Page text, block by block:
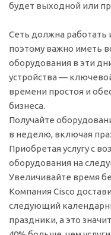
будет выходной или
Сеть должна работать
поэтому важно иметь
оборудования в эти
устройства —
времени простоя и
бизнеса.
Получайте
в неделю, включая
Приобретая услугу с
оборудования на
Увеличивайте время
Компания Cisco
следующий
праздники, а это